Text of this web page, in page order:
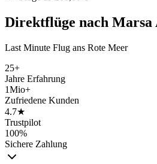
Direktflüge nach Marsa
Last Minute Flug ans Rote Meer
25+
Jahre Erfahrung
1Mio+
Zufriedene Kunden
4.7★
Trustpilot
100%
Sichere Zahlung